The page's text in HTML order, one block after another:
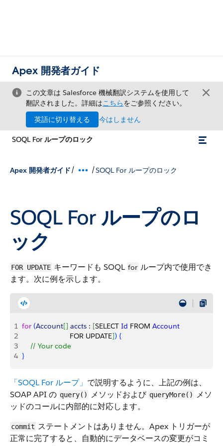
Apex 開発者ガイド
この文章は Salesforce 機械翻訳システムを使用して
翻訳されました。詳細はこちらをご参照ください。
英語に切り替える
今はしません
SOQL For ループのロック
Apex 開発者ガイド/ /SOQL For ループのロック
SOQL For ループのロ
ック
FOR UPDATE キーワードも SOQL for ループ内で使用でき
ます。次に例を示します。
1 for (Account[] accts : [SELECT Id FROM Account
2
                        FOR UPDATE
]) {
3
    // Your code
4 }
「SOQL For ループ」 で説明するように、上記の例は、
SOAP API の query() メソッドおよび queryMore()
メソ
ッドのコールに内部的に対応します。
commit ステートメントはありません。Apex トリガーが
正常に完了すると、自動的にデータベースの変更がコミ